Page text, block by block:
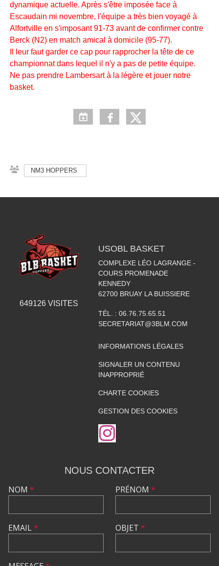
dynamique actuelle. Après s'être imposée face à
Escaudain mi novembre, l'équipe a très bien voyagé à
Alfortville en s'imposant 91-73 avant de confirmer contre
Berck (N2) en match amical à domicile (95-77).
Il leur faut garder ce cap pour rapprocher la tête de ce
championnat dans lequel il n'y a pas de petite équipe.
Ne pas prendre Lambersart à la légère et jouer notre
basket.
NM3 HOPPERS
649126 VISITES
USOBL BASKET
COMPLEXE LÉO LAGRANGE -
COURS PROMENADE
KENNEDY
62700 BRUAY LA BUISSIERE
TÉL. : 06.76.75.65.51
SECRETARIAT@3BLM.COM
INFORMATIONS LÉGALES
SIGNALER UN CONTENU
INAPPROPRIÉ
CHARTE COOKIES
GESTION DES COOKIES
NOUS CONTACTER
NOM *
EMAIL*
PRÉNOM *
OBJET *